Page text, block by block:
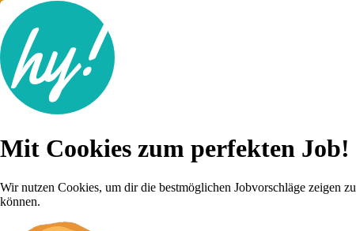
Lebenslauf
Karriere-Tipps
Mit Cookies zum perfekten Job!
Wir nutzen Cookies, um dir die bestmöglichen Jobvorschläge zeigen zu
können.